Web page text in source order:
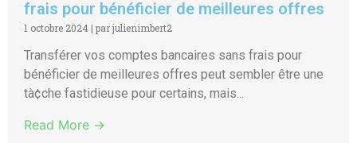
frais pour bénéficier de meilleures offres
1 octobre 2024 | par julienimbert2
Transférer vos comptes bancaires sans frais pour
bénéficier de meilleures offres peut sembler être une
tà¢che fastidieuse pour certains, mais...
Read More →